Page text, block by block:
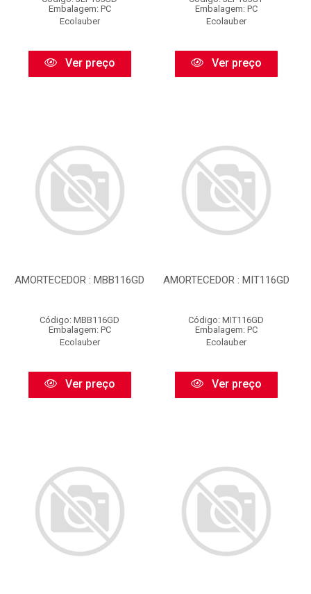
Embalagem: PC
Ecolauber
Ver preço
Embalagem: PC
Ecolauber
Ver preço
AMORTECEDOR : MBB116GD
Código: MBB116GD
Embalagem: PC
Ecolauber
Ver preço
AMORTECEDOR : MIT116GD
Código: MIT116GD
Embalagem: PC
Ecolauber
Ver preço